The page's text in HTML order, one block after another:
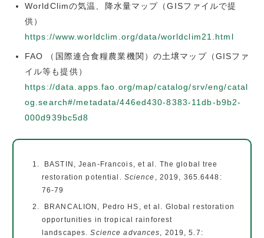
WorldClimの気温、降水量マップ（GISファイルで提
供）
https://www.worldclim.org/data/worldclim21.html
FAO （国際連合食糧農業機関）の土壌マップ（GISファ
イル等も提供）
https://data.apps.fao.org/map/catalog/srv/eng/catal
og.search#/metadata/446ed430-8383-11db-b9b2-
000d939bc5d8
BASTIN, Jean-Francois, et al. The global tree
restoration potential. Science , 2019, 365.6448:
76-79
BRANCALION, Pedro HS, et al. Global restoration
opportunities in tropical rainforest
landscapes.Science advances, 2019, 5.7: